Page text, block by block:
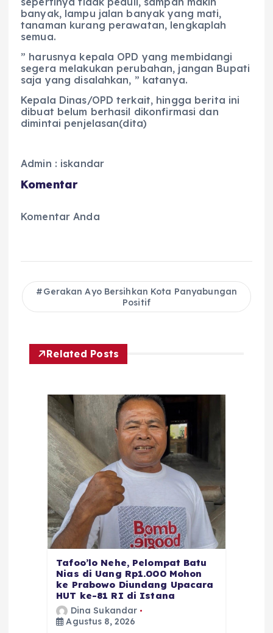
banyak, lampu jalan banyak yang mati,
tanaman kurang perawatan, lengkaplah
semua.
” harusnya kepala OPD yang membidangi
segera melakukan perubahan, jangan Bupati
saja yang disalahkan, ” katanya.
Kepala Dinas/OPD terkait, hingga berita ini
dibuat belum berhasil dikonfirmasi dan
dimintai penjelasan(dita)
Admin : iskandar
Komentar
Komentar Anda
Gerakan Ayo Bersihkan Kota Panyabungan
Positif
Related Posts
Tafoo’lo Nehe, Pelompat Batu
Nias di Uang Rp1.000 Mohon
ke Prabowo Diundang Upacara
HUT ke-81 RI di Istana
Dina Sukandar
Agustus 8, 2026